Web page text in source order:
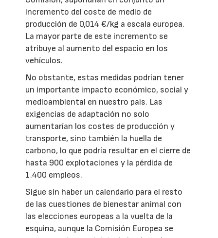
incremento del coste de medio de
producción de 0,014 €/kg a escala europea.
La mayor parte de este incremento se
atribuye al aumento del espacio en los
vehículos.
No obstante, estas medidas podrían tener
un importante impacto económico, social y
medioambiental en nuestro país. Las
exigencias de adaptación no solo
aumentarían los costes de producción y
transporte, sino también la huella de
carbono, lo que podría resultar en el cierre de
hasta 900 explotaciones y la pérdida de
1.400 empleos.
Sigue sin haber un calendario para el resto
de las cuestiones de bienestar animal con
las elecciones europeas a la vuelta de la
esquina, aunque la Comisión Europea se